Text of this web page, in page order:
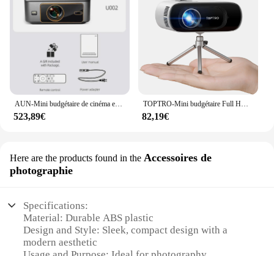
AUN-Mini budgétaire de cinéma en ligne, U002, Android 12, Dean 32 Go, Auto Focus, 3D, Full HD, 1080P, LED, 4K, Ginger, Home Cinema
523,89€
TOPTRO-Mini budgétaire Full HD, prise en charge 1080P, 16000 Lumens, Auto Keystone, WiFi, Bluetooth, vidéo, portable, cinéma maison
82,19€
Here are the products found in the Accessoires de
photographie
Specifications:
Material: Durable ABS plastic
Design and Style: Sleek, compact design with a
modern aesthetic